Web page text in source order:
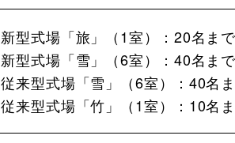
新型式場「旅」（1室）：20名まで
新型式場「雪」（6室）：40名まで
従来型式場「雪」（6室）：40名
従来型式場「竹」（1室）：10名